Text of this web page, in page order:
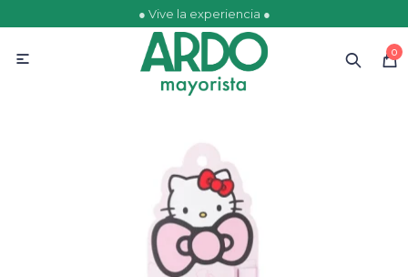
● Vive la experiencia ●
0
 Ofertas Escolares
Comestibles